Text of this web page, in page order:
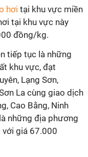
hơi tại khu vực miền
tại khu vực này
đồng/kg.
tiếp tục là những
khu vực, đạt
Lạng Sơn,
La cùng giao dịch
Cao Bằng, Ninh
những địa phương
giá 67.000